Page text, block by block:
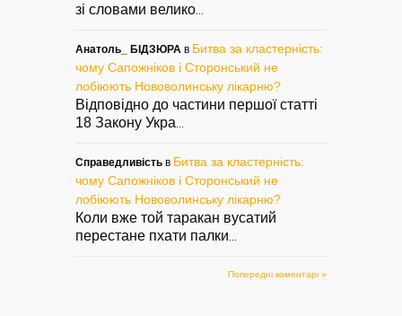
зі словами велико
Анатоль_ БІДЗЮРА в Битва за кластерність:
чому Сапожніков і Сторонський не
лобіюють Нововолинську лікарню?
Відповідно до частини першої статті
18 Закону Укра
Справедливість в Битва за кластерність:
чому Сапожніков і Сторонський не
лобіюють Нововолинську лікарню?
Коли вже той таракан вусатий
перестане пхати палки
Попередні коментарі »